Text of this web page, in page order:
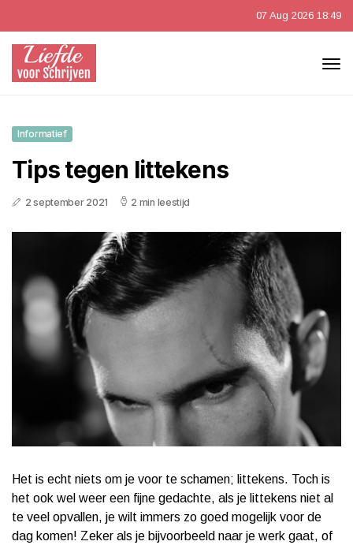
07 Aug 2026 18:49
Informatief
Tips tegen littekens
2 september 2021 2 min leestijd
Het is echt niets om je voor te schamen; littekens. Toch is
het ook wel weer een fijne gedachte, als je littekens niet al
te veel opvallen, je wilt immers zo goed mogelijk voor de
dag komen! Zeker als je bijvoorbeeld naar je werk gaat, of